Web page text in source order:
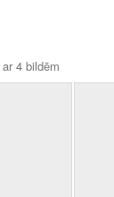
ar4 bildēm